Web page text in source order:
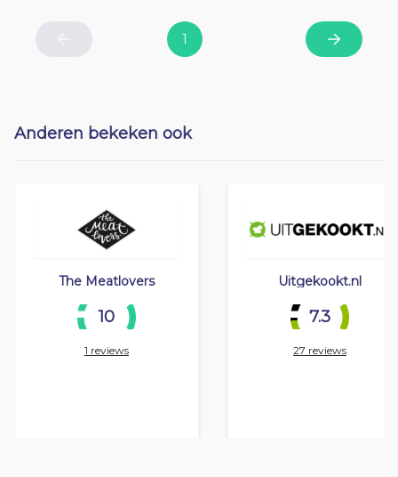
1 Next
Anderen bekeken ook
The Meatlovers
10
1 reviews
Uitgekookt.nl
7.3
27 reviews